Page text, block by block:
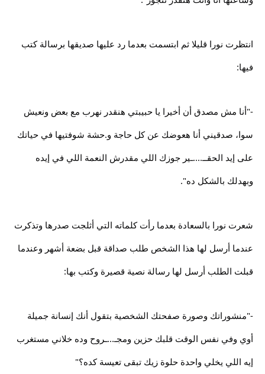
انتظرت نورا قليلا ثم ابتسمت بعدما رد عليها صديقها برسالة كتب
فيها:
-"أنا مش مصدق أن أخيرا يا حبيبتي هنقدر نهرب مع بعض ونعيش
سوا، صدقيني أنا هعوضك عن كل حاجة و.حشة شوفتيها في حياتك
على إيد الحقــ....ـير جوزك اللي مقدرش النعمة اللي في إيده
وبهدلك بالشكل ده".
شعرت نورا بالسعادة بعدما رأت كلماته التي أثلجت صدرها وتذكرت
عندما أرسل لها هذا الشخص طلب صداقة قبل بضعة أشهر وعندما
قبلت الطلب أرسل لها رسالة نصية قصيرة وكتب بها:
-"منشوراتك وصورة صفحتك الشخصية بتقول أنك إنسانة جميلة
أوي وفي نفس الوقت قلبك حزين ومجـ...ـروح وده خلاني مستغرب
إيه اللي يخلي واحدة حلوة زيك تبقى تعيسة كده؟"